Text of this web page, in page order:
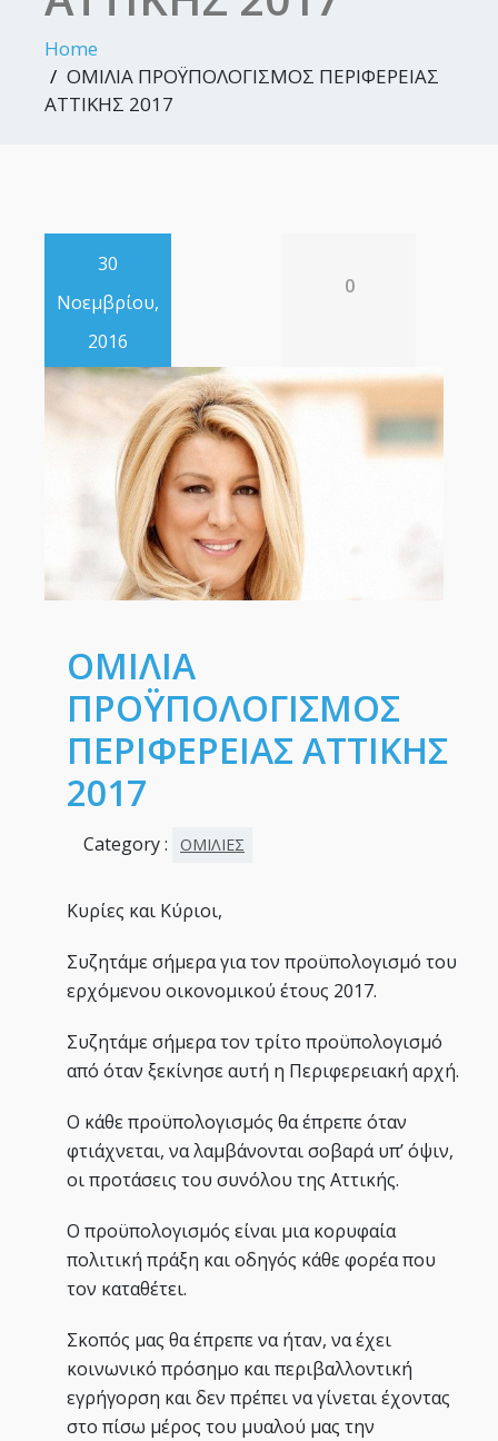
Home
ΟΜΙΛΙΑ ΠΡΟΫΠΟΛΟΓΙΣΜΟΣ ΠΕΡΙΦΕΡΕΙΑΣ
ΑΤΤΙΚΗΣ 2017
30
Νοεμβρίου,
2016
0
ΟΜΙΛΙΑ
ΠΡΟΫΠΟΛΟΓΙΣΜΟΣ
ΠΕΡΙΦΕΡΕΙΑΣ ΑΤΤΙΚΗΣ
2017
Category : ΟΜΙΛΙΕΣ
Κυρίες και Κύριοι,
Συζητάμε σήμερα για τον προϋπολογισμό του
ερχόμενου οικονομικού έτους 2017.
Συζητάμε σήμερα τον τρίτο προϋπολογισμό
από όταν ξεκίνησε αυτή η Περιφερειακή αρχή.
Ο κάθε προϋπολογισμός θα έπρεπε όταν
φτιάχνεται, να λαμβάνονται σοβαρά υπ’ όψιν,
οι προτάσεις του συνόλου της Αττικής.
Ο προϋπολογισμός είναι μια κορυφαία
πολιτική πράξη και οδηγός κάθε φορέα που
τον καταθέτει.
Σκοπός μας θα έπρεπε να ήταν, να έχει
κοινωνικό πρόσημο και περιβαλλοντική
εγρήγορση και δεν πρέπει να γίνεται έχοντας
στο πίσω μέρος του μυαλού μας την